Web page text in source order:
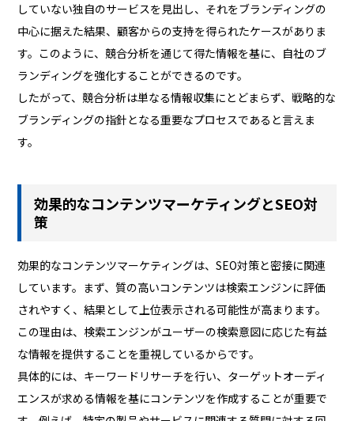
していない独自のサービスを見出し、それをブランディングの
中心に据えた結果、顧客からの支持を得られたケースがありま
す。このように、競合分析を通じて得た情報を基に、自社のブ
ランディングを強化することができるのです。
したがって、競合分析は単なる情報収集にとどまらず、戦略的な
ブランディングの指針となる重要なプロセスであると言えま
す。
効果的なコンテンツマーケティングとSEO対
策
効果的なコンテンツマーケティングは、SEO対策と密接に関連
しています。まず、質の高いコンテンツは検索エンジンに評価
されやすく、結果として上位表示される可能性が高まります。
この理由は、検索エンジンがユーザーの検索意図に応じた有益
な情報を提供することを重視しているからです。
具体的には、キーワードリサーチを行い、ターゲットオーディ
エンスが求める情報を基にコンテンツを作成することが重要で